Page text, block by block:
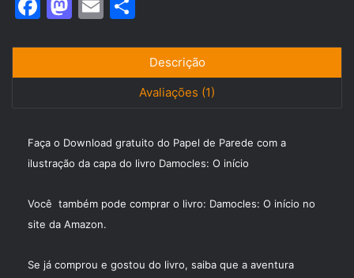
Início
c
e
o
o
st
o
o
n
ai
l
ar
e
Descrição
Avaliações (1)
Faça o Download gratuito do Papel de Parede com a
ilustração da capa do livro Damocles: O início
Você também pode comprar o livro: Damocles: O início no
site da Amazon.
Se já comprou e gostou do livro, saiba que a aventura